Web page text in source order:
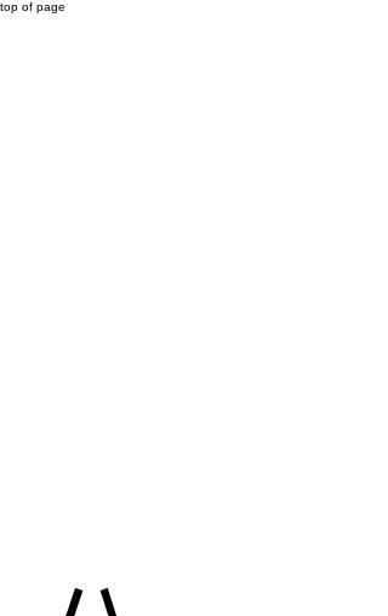
top of page